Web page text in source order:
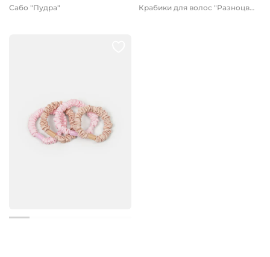
Сабо "Пудра" Крабики для волос "Разноцветные" 10 шт